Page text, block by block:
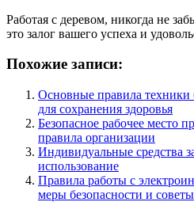
Работая с деревом, никогда не
это залог вашего успеха и
Похожие записи:
Основные правила техники
для сохранения здоровья
Безопасное рабочее место
правила организации
Индивидуальные средства
использование
Правила работы с
меры безопасности и советы